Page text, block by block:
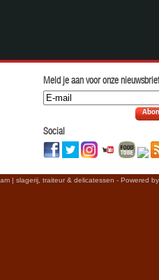
Meld je aan voor onze
Social
| slagerij, traiteur & delicatessen - Powered